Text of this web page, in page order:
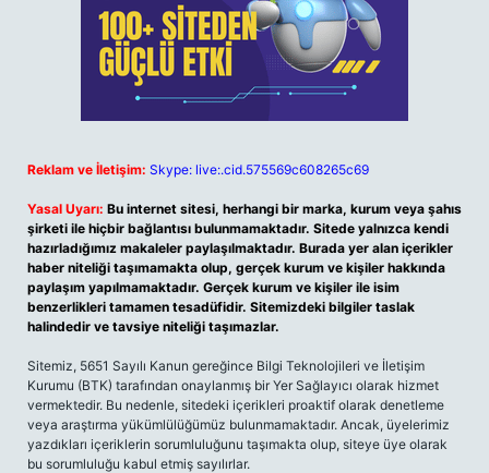
Reklam ve İletişim: Skype: live:.cid.575569c608265c69
Yasal Uyarı: Bu internet sitesi, herhangi bir marka, kurum veya şahıs
şirketi ile hiçbir bağlantısı bulunmamaktadır. Sitede yalnızca kendi
hazırladığımız makaleler paylaşılmaktadır. Burada yer alan içerikler
haber niteliği taşımamakta olup, gerçek kurum ve kişiler hakkında
paylaşım yapılmamaktadır. Gerçek kurum ve kişiler ile isim
benzerlikleri tamamen tesadüfidir. Sitemizdeki bilgiler taslak
halindedir ve tavsiye niteliği taşımazlar.
Sitemiz, 5651 Sayılı Kanun gereğince Bilgi Teknolojileri ve İletişim
Kurumu (BTK) tarafından onaylanmış bir Yer Sağlayıcı olarak hizmet
vermektedir. Bu nedenle, sitedeki içerikleri proaktif olarak denetleme
veya araştırma yükümlülüğümüz bulunmamaktadır. Ancak, üyelerimiz
yazdıkları içeriklerin sorumluluğunu taşımakta olup, siteye üye olarak
bu sorumluluğu kabul etmiş sayılırlar.